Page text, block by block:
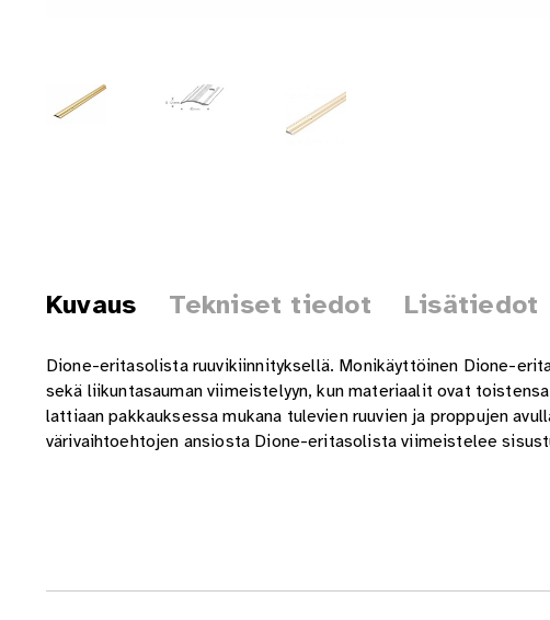
Kuvaus Tekniset tiedot Lisätiedot
Dione-eritasolista ruuvikiinnityksellä. Monikäyttöinen Dione-
sekä liikuntasauman viimeistelyyn, kun materiaalit ovat
lattiaan pakkauksessa mukana tulevien ruuvien ja proppujen
värivaihtoehtojen ansiosta Dione-eritasolista viimeistelee